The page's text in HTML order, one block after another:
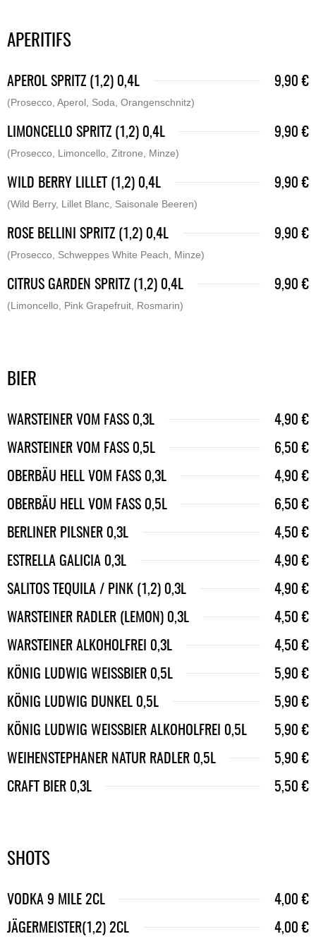
APERITIFS
APEROL SPRITZ (1,2) 0,4L 9,90 €
(Prosecco, Aperol, Soda, Orangenschnitz)
LIMONCELLO SPRITZ (1,2) 0,4L 9,90 €
(Prosecco, Limoncello, Zitrone, Minze)
WILD BERRY LILLET (1,2) 0,4L 9,90 €
(Wild Berry, Lillet Blanc, Saisonale Beeren)
ROSE BELLINI SPRITZ (1,2) 0,4L 9,90 €
(Prosecco, Schweppes White Peach, Minze)
CITRUS GARDEN SPRITZ (1,2) 0,4L 9,90 €
(Limoncello, Pink Grapefruit, Rosmarin)
BIER
WARSTEINER VOM FASS 0,3L
4,90 €
WARSTEINER VOM FASS 0,5L
6,50 €
OBERBÄU HELL VOM FASS 0,3L
4,90 €
OBERBÄU HELL VOM FASS 0,5L
6,50 €
BERLINER PILSNER 0,3L
4,50 €
ESTRELLA GALICIA 0,3L
4,90 €
SALITOS TEQUILA / PINK (1,2) 0,3L
4,90 €
WARSTEINER RADLER (LEMON) 0,3L
4,50 €
WARSTEINER ALKOHOLFREI 0,3L
4,50 €
KÖNIG LUDWIG WEISSBIER 0,5L
5,90 €
KÖNIG LUDWIG DUNKEL 0,5L
5,90 €
KÖNIG LUDWIG WEISSBIER ALKOHOLFREI 0,5L
5,90 €
WEIHENSTEPHANER NATUR RADLER 0,5L
5,90 €
CRAFT BIER 0,3L
5,50 €
SHOTS
VODKA 9 MILE 2CL
4,00 €
JÄGERMEISTER(1,2) 2CL
4,00 €